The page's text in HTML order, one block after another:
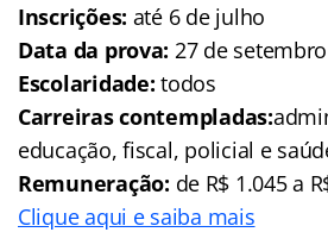
Inscrições: até 6 de julho
Data da prova: 27 de setembro
Escolaridade: todos
Carreiras contempladas:
educação, fiscal, policial e
Remuneração: de R$ 1.045 a
Clique aqui e saiba mais